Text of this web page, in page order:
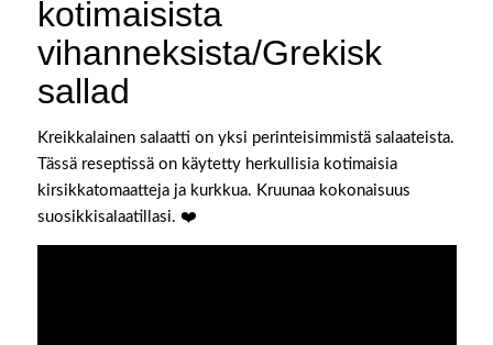
kotimaisista
vihanneksista/Grekisk
sallad
Kreikkalainen salaatti on yksi perinteisimmistä salaateista.
Tässä reseptissä on käytetty herkullisia kotimaisia
kirsikkatomaatteja ja kurkkua. Kruunaa kokonaisuus
suosikkisalaatillasi. ❤️